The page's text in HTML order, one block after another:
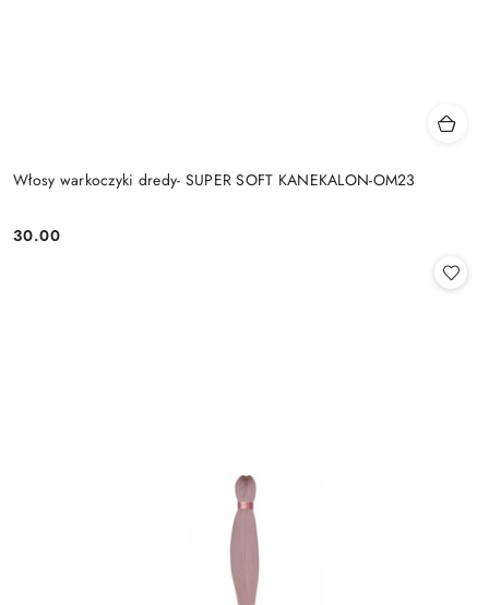
Włosy warkoczyki dredy- SUPER SOFT KANEKALON-OM23
Cena:
30.00